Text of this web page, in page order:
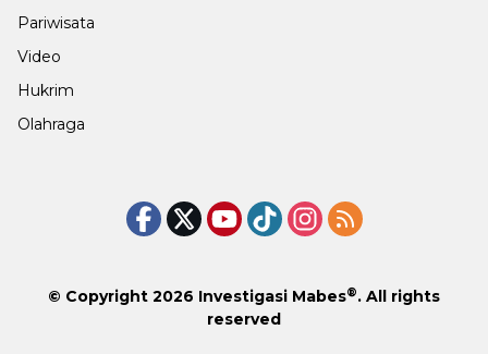
Pariwisata
Video
Hukrim
Olahraga
© Copyright 2026 Investigasi Mabes®. All rights
reserved